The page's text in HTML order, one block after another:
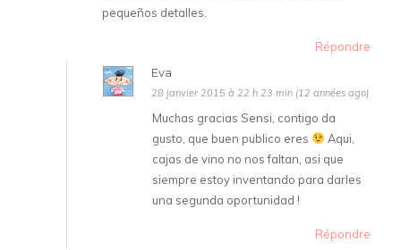
pequeños detalles.
Répondre
Eva
28 janvier 2015 à 22 h 23 min (12 années ago)
Muchas gracias Sensi, contigo da
gusto, que buen publico eres
Aqui,
cajas de vino no nos faltan, asi que
siempre estoy inventando para darles
una segunda oportunidad !
Répondre